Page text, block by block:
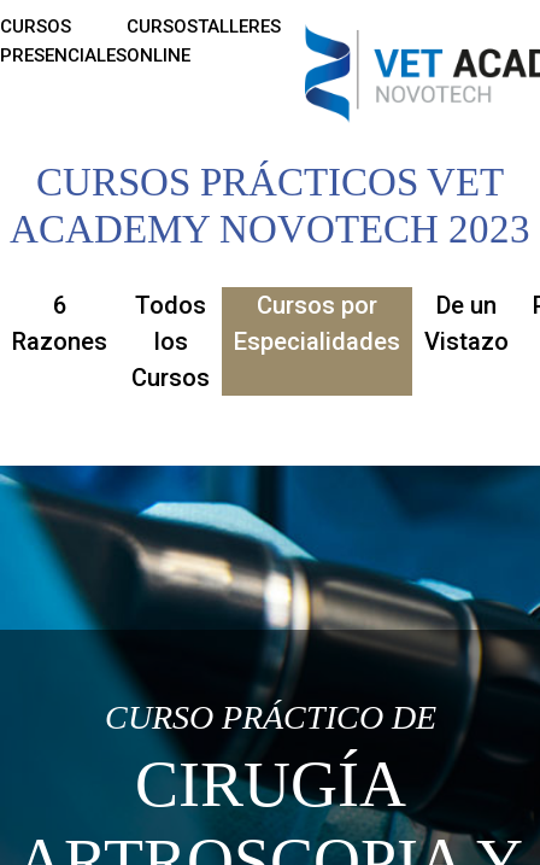
CURSOS
PRESENCIALES
CURSOS
ONLINE
TALLERES
CURSOS PRÁCTICOS VET
ACADEMY NOVOTECH 2023
6
Razones
Todos
los
Cursos
Cursos por
Especialidades
De un
Vistazo
CURSO PRÁCTICO DE
CIRUGÍA